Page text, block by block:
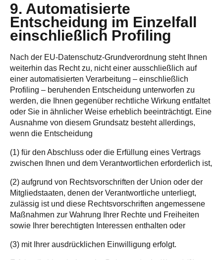
9. Automatisierte
Entscheidung im Einzelfall
einschließlich Profiling
Nach der EU-Datenschutz-Grundverordnung steht Ihnen
weiterhin das Recht zu, nicht einer ausschließlich auf
einer automatisierten Verarbeitung – einschließlich
Profiling – beruhenden Entscheidung unterworfen zu
werden, die Ihnen gegenüber rechtliche Wirkung entfaltet
oder Sie in ähnlicher Weise erheblich beeinträchtigt. Eine
Ausnahme von diesem Grundsatz besteht allerdings,
wenn die Entscheidung
(1) für den Abschluss oder die Erfüllung eines Vertrags
zwischen Ihnen und dem Verantwortlichen erforderlich ist,
(2) aufgrund von Rechtsvorschriften der Union oder der
Mitgliedstaaten, denen der Verantwortliche unterliegt,
zulässig ist und diese Rechtsvorschriften angemessene
Maßnahmen zur Wahrung Ihrer Rechte und Freiheiten
sowie Ihrer berechtigten Interessen enthalten oder
(3) mit Ihrer ausdrücklichen Einwilligung erfolgt.